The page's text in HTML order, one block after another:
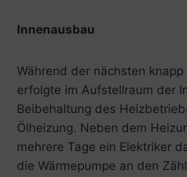
Innenausbau
Während der nächsten knapp
erfolgte im Aufstellraum der
Beibehaltung des
Ölheizung. Neben dem
mehrere Tage ein Elektriker
die Wärmepumpe an den